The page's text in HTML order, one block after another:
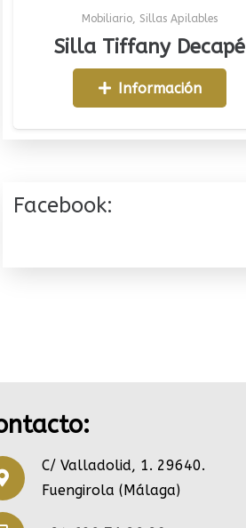
Mobiliario, Sillas Apilables
Silla Tiffany Decapé
Información
Facebook:
C/ Valladolid, 1. 29640.
Fuengirola (Málaga)